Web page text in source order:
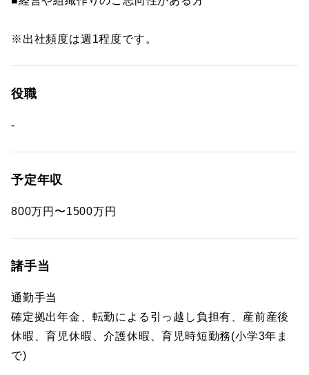
※出社頻度は週1程度です。
役職
-
予定年収
800万円〜1500万円
諸手当
通勤手当
確定拠出年金、転勤による引っ越し負担有、産前産後
休暇、育児休暇、介護休暇、育児時短勤務(小学3年ま
で)